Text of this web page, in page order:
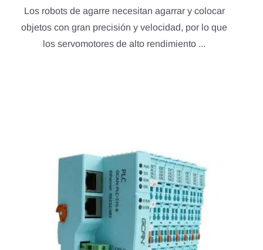
Los robots de agarre necesitan agarrar y colocar
objetos con gran precisión y velocidad, por lo que
los servomotores de alto rendimiento ...